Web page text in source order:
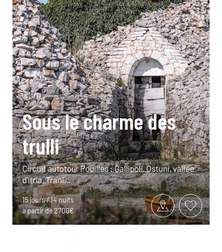
Sous le charme des
trulli
Circuit autotour Pouilles : Gallipoli, Ostuni, vallée
d’Itria, Trani…
15 jours / 14 nuits
à partir de 2700€